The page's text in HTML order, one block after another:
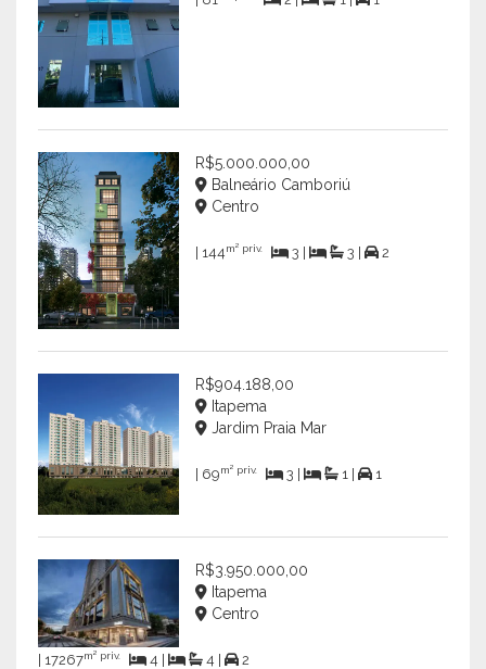
R$5.000.000,00
Balneário Camboriú
Centro
| 144m² priv. 3 | 3 | 2
R$904.188,00
Itapema
Jardim Praia Mar
| 69m² priv. 3 | 1 | 1
R$3.950.000,00
Itapema
Centro
| 17267m² priv. 4 | 4 | 2